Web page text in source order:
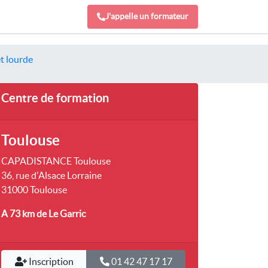
J'appelle un formateur
lourde
Centre de formation
Toulouse
CAPADISTANCE Toulouse
36, rue d'Alsace Lorraine
31000 Toulouse
A 73 kmde Le Garric
Inscription 01 42 47 17 17